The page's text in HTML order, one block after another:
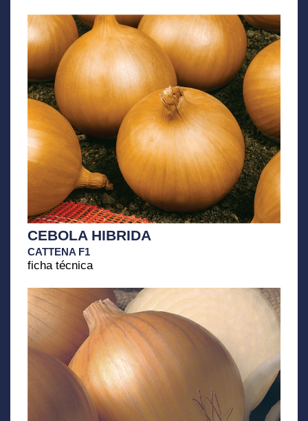
CEBOLA HIBRIDA
CATTENA F1
ficha técnica